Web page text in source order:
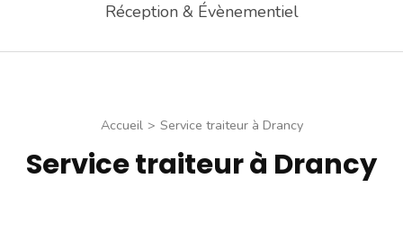
Réception & Évènementiel
Accueil > Service traiteur à Drancy
Service traiteur à Drancy